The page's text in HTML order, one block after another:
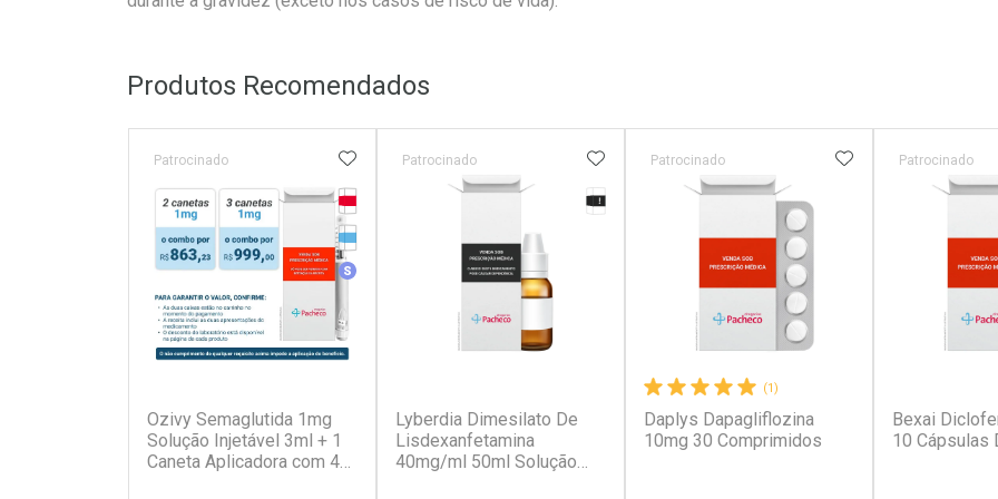
Produtos Recomendados
Ozivy Semaglutida 1mg
Solução Injetável 3ml + 1
Caneta Aplicadora com 4
Tarja Vermelha
Medicamento Refrigerado
Medicamento Similar
Patrocinado ADICIONAR AOS FAVORITOS
Lyberdia Dimesilato De
Lisdexanfetamina
40mg/ml 50ml Solução
Tarja Preta
Patrocinado ADICIONAR AOS FAVORITOS
(1)
Daplys Dapagliflozina
10mg 30 Comprimidos
Patrocinado ADICIONAR AOS
Bexai
10 Cápsulas
Patrocinado